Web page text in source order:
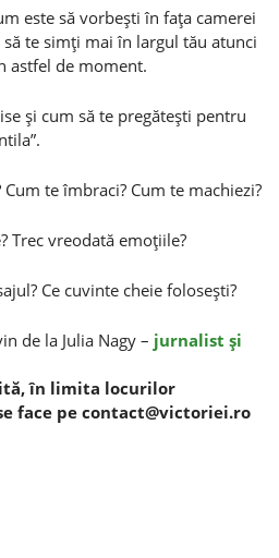
este să vorbeşti în faţa camerei
te simţi mai în largul tău atunci
astfel de moment.
şi cum să te pregăteşti pentru
Cum te îmbraci? Cum te machiezi?
Trec vreodată emoţiile?
Ce cuvinte cheie foloseşti?
de la Julia Nagy – jurnalist şi
în limita locurilor
face pecontact@victoriei.ro